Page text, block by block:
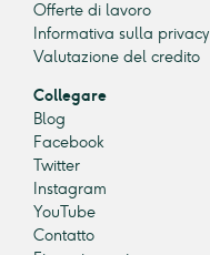
Offerte di lavoro
Informativa sulla privacy
Valutazione del credito
Collegare
Blog
Facebook
Twitter
Instagram
YouTube
Contatto